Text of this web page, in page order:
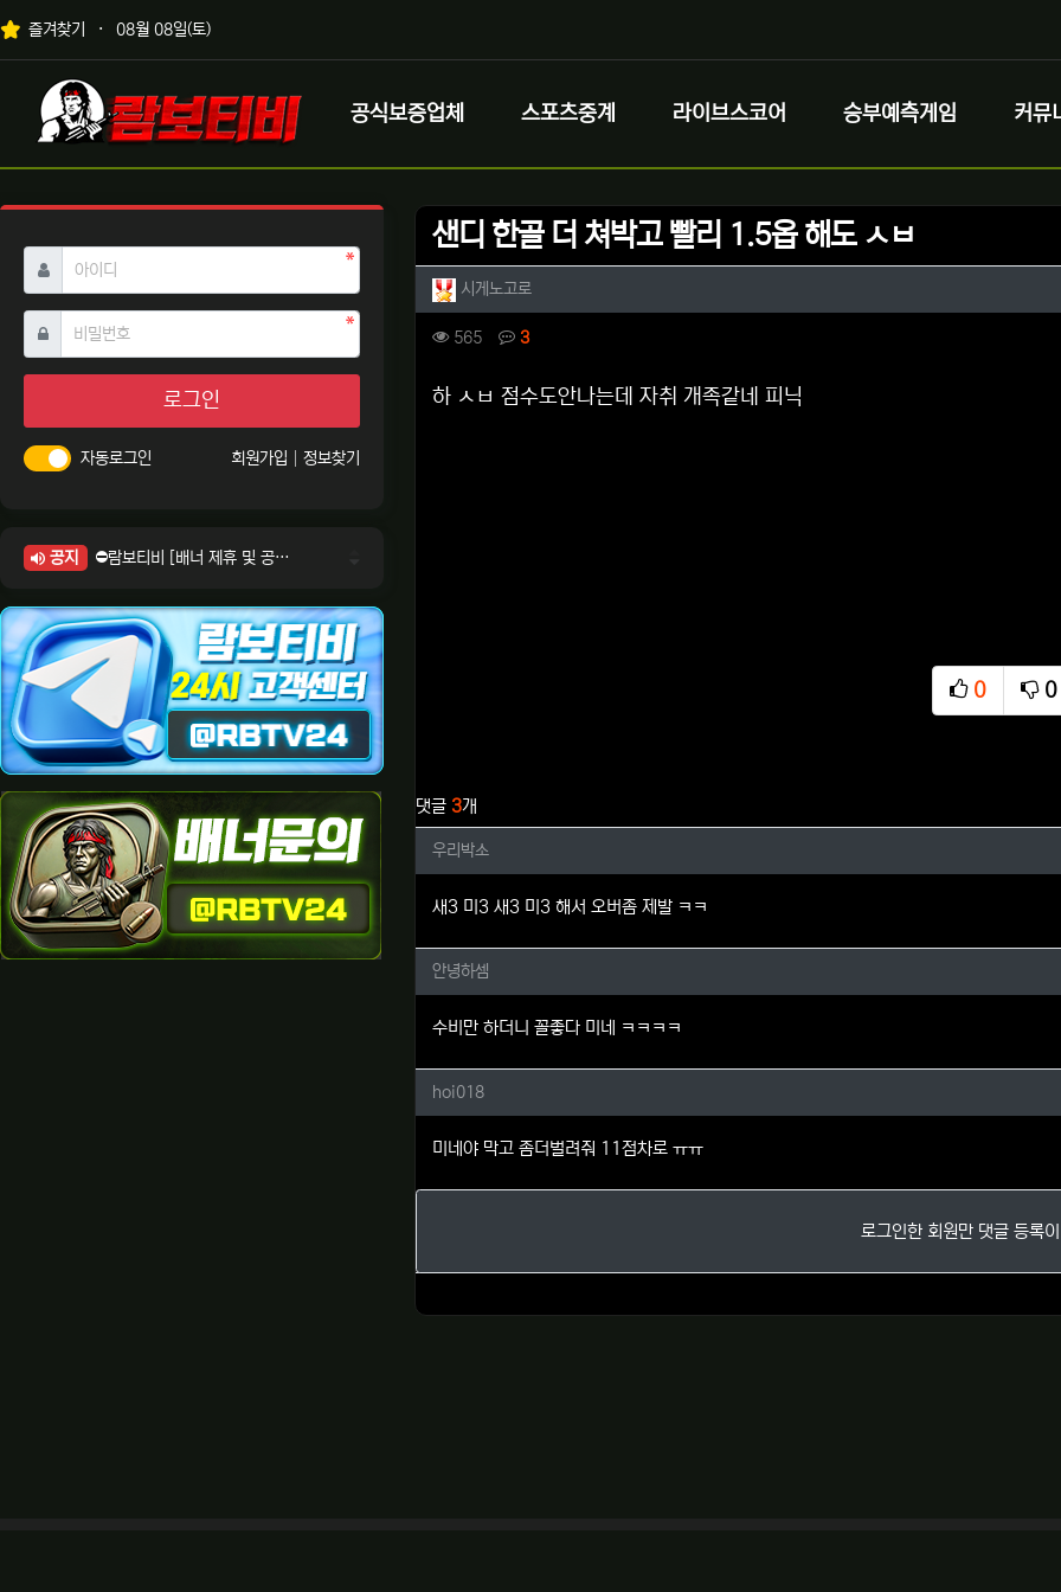
상단 네비
즐겨찾기 08월 08일(토)
메인 메뉴
로고
공식보증업체 스포츠중계 라이브스코어 승부예측게임 커뮤
샌디 한골 더 쳐박고 빨리 1.5옵 해도 ㅅㅂ
작성자 정보
시게노고로
컨텐츠 정보
565조회 3댓글
본문
하 ㅅㅂ 점수도안나는데 자취 개족같네 피닉
0
추천
0
비
댓글 3개
우리박소님의 댓글
우리박소
새3 미3 새3 미3 해서 오버좀 제발 ㅋㅋ
안녕하셈님의 댓글
안녕하셈
수비만 하더니 꼴좋다 미네 ㅋㅋㅋㅋ
hoi018님의 댓글
hoi018
미네야 막고 좀더벌려줘 11점차로 ㅠㅠ
로그인한 회원만 댓글 등록
아이디 필수
비밀번호필수
로그인
자동로그인 회원가입 정보찾기
공지
⛔람보티비 [배너 제휴 및 공식 입점 문의 안내]
⛔람보티비 [정회원 등급UP! 안내사항]
⛔람보티비 [채팅방 이용시 주의사항]
⛔람보티비 [공식보증업체 안내]